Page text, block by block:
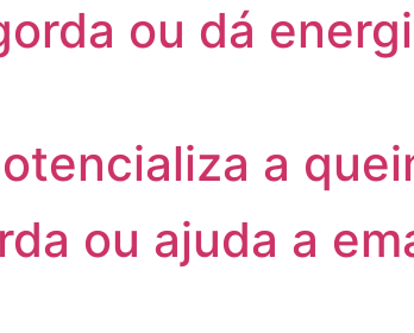
ou dá
a
ou ajuda a